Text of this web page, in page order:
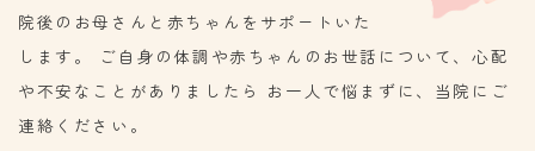
院後のお母さんと赤ちゃんをサポートいた
します。 ご自身の体調や赤ちゃんのお世話について、心配
や不安なことがありましたら お一人で悩まずに、当院にご
連絡ください。